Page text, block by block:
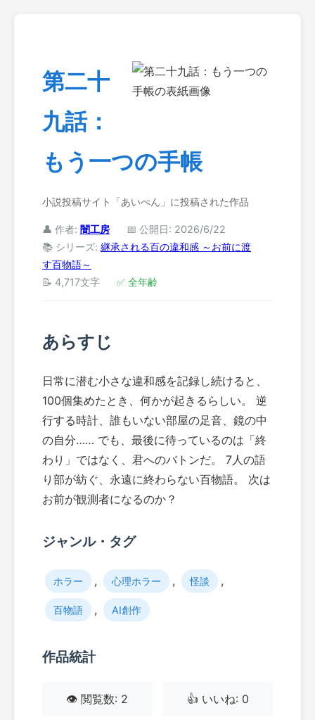
第二十
九話：
もう一つの手帳
小説投稿サイト「あいぺん」に投稿された作品
👤 作者: 闇工房
📅 公開日: 2026/6/22
📚 シリーズ: 継承される百の違和感 ～お前に渡
す百物語～
📝 4,717文字
✅ 全年齢
あらすじ
日常に潜む小さな違和感を記録し続けると、
100個集めたとき、何かが起きるらしい。 逆
行する時計、誰もいない部屋の足音、鏡の中
の自分…… でも、最後に待っているのは「終
わり」ではなく、君へのバトンだ。 7人の語
り部が紡ぐ、永遠に終わらない百物語。 次は
お前が観測者になるのか？
ジャンル・タグ
ホラー , 心理ホラー , 怪談 ,
百物語 , AI創作
作品統計
👁️ 閲覧数: 2 👍 いいね: 0